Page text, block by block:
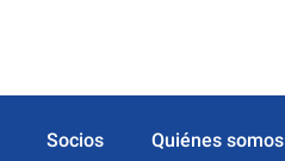
Socios Quiénes somos